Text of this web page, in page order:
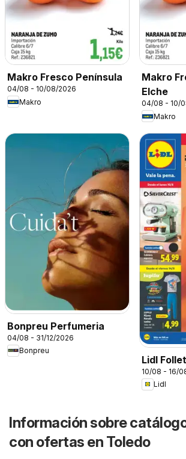
Makro Fresco Península
04/08 - 10/08/2026
Makro
Makro
Elche
04/08 - 10/
Makro
Bonpreu Perfumeria
04/08 - 31/12/2026
Bonpreu
Lidl
10/08 - 16/
Lidl
Información sobre
con ofertas en Toledo